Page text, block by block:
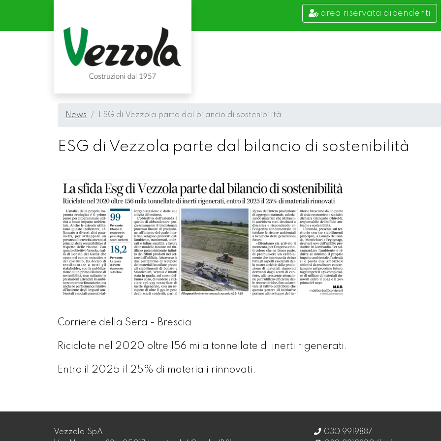
area riservata dipendenti
News ESG di Vezzola parte dal bilancio di sostenibilità
ESG di Vezzola parte dal bilancio di sostenibilità
Corriere della Sera - Brescia
Riciclate nel 2020 oltre 156 mila tonnellate di inerti rigenerati.
Entro il 2025 il 25% di materiali rinnovati.
Vezzola SpA
030 9919887